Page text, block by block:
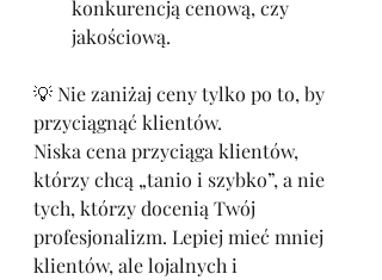
konkurencją cenową, czy
jakościową.
💡 Nie zaniżaj ceny tylko po to, by
przyciągnąć klientów.
Niska cena przyciąga klientów,
którzy chcą „tanio i szybko”, a nie
tych, którzy docenią Twój
profesjonalizm. Lepiej mieć mniej
klientów, ale lojalnych i